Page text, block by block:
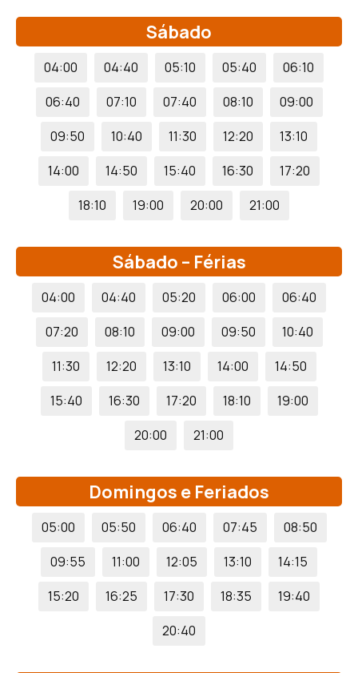
Sábado
04:00 04:40 05:10 05:40
06:10
06:40
07:10 07:40 08:10
09:00
09:50
10:40 11:30 12:20
13:10
14:00
14:50 15:40 16:30
17:20
18:10
19:00 20:00 21:00
Sábado – Férias
04:00 04:40 05:20 06:00
06:40
07:20
08:10 09:00 09:50
10:40
11:30
12:20 13:10 14:00
14:50
15:40
16:30 17:20 18:10
19:00
20:00
21:00
Domingos e Feriados
05:00 05:50 06:40 07:45
08:50
09:55
11:00 12:05 13:10
14:15
15:20
16:25 17:30 18:35
19:40
20:40